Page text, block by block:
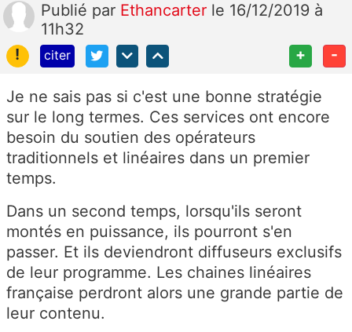
Publié par Ethancarter le 16/12/2019 à
11h32
!
citer + -
Je ne sais pas si c'est une bonne stratégie
sur le long termes. Ces services ont encore
besoin du soutien des opérateurs
traditionnels et linéaires dans un premier
temps.
Dans un second temps, lorsqu'ils seront
montés en puissance, ils pourront s'en
passer. Et ils deviendront diffuseurs exclusifs
de leur programme. Les chaines linéaires
française perdront alors une grande partie de
leur contenu.